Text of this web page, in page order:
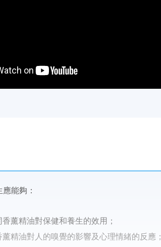
能夠：
薰精油對保健和養生的效用；
精油對人的嗅覺的影響及心理情緒的反應；